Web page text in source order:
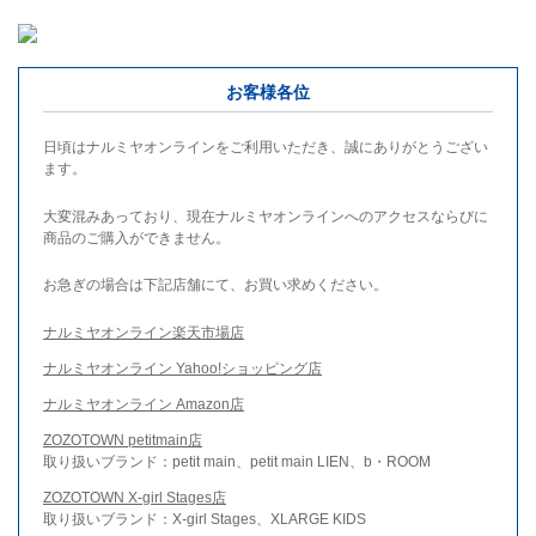
お客様各位
日頃はナルミヤオンラインをご利用いただき、誠にありがとうござい
ます。
大変混みあっており、現在ナルミヤオンラインへのアクセスならびに
商品のご購入ができません。
お急ぎの場合は下記店舗にて、お買い求めください。
ナルミヤオンライン楽天市場店
ナルミヤオンライン Yahoo!ショッピング店
ナルミヤオンライン Amazon店
ZOZOTOWN petitmain店
取り扱いブランド：petit main、petit main LIEN、b・ROOM
ZOZOTOWN X-girl Stages店
取り扱いブランド：X-girl Stages、XLARGE KIDS